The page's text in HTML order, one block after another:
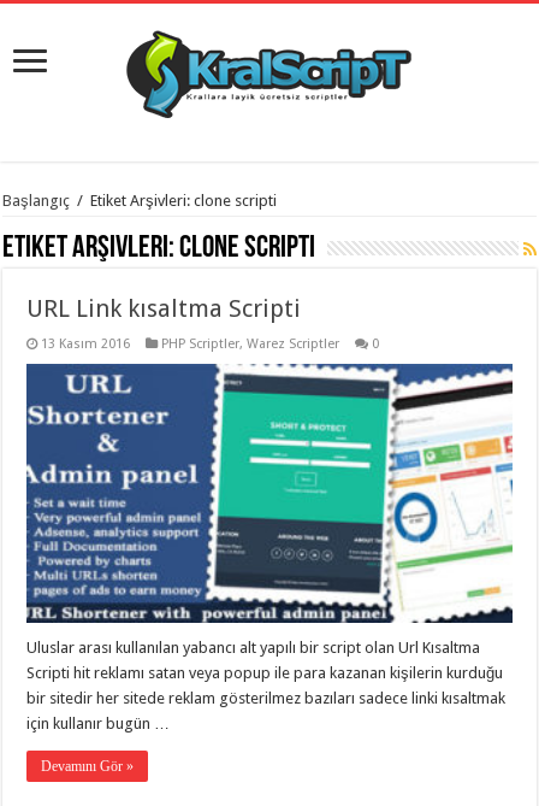
istanbul
evden
eve
organizasyon
evden
taşımacılık,
evden
evden
taşımacılık,
evden
taşımacılık,
gaziantep
evden
gaziantep
evden
taşımacılık,
gaziantep
taşımacılık,
Başlangıç / Etiket Arşivleri: clone scripti
Etiket Arşivleri:clone scripti
URL Link kısaltma Scripti
13 Kasım 2016 PHP Scriptler,Warez Scriptler 0
Uluslar arası kullanılan yabancı alt yapılı bir script olan Url Kısaltma
Scripti hit reklamı satan veya popup ile para kazanan kişilerin kurduğu
bir sitedir her sitede reklam gösterilmez bazıları sadece linki kısaltmak
için kullanır bugün …
Devamını Gör »